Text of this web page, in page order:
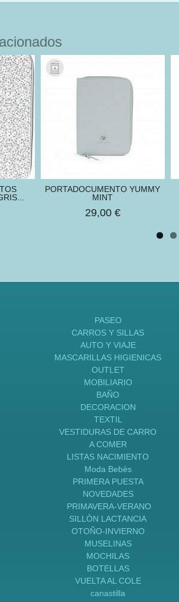
PORTADOCUMENTO YUMMY
MINT
29,00 €
PASEO
CARROS Y SILLAS
AUTO Y VIAJE
MASCARILLAS HIGIENICAS
OUTLET
MOBILIARIO
BAÑO
DECORACION
TEXTIL
VESTIDURAS DE CARRO
A COMER
LISTAS NACIMIENTO
Moda Bebès
PRIMERA PUESTA
NOVEDADES
PRIMAVERA-VERANO
SILLÒN LACTANCIA
OTOÑO-INVIERNO
MUSELINAS
MOCHILAS
BOTELLAS
VUELTA AL COLE
canastilla